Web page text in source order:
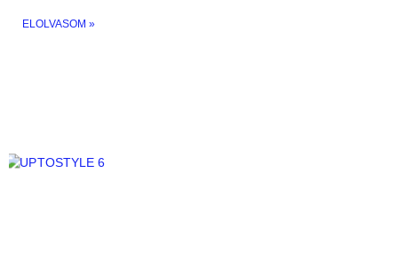
ELOLVASOM »